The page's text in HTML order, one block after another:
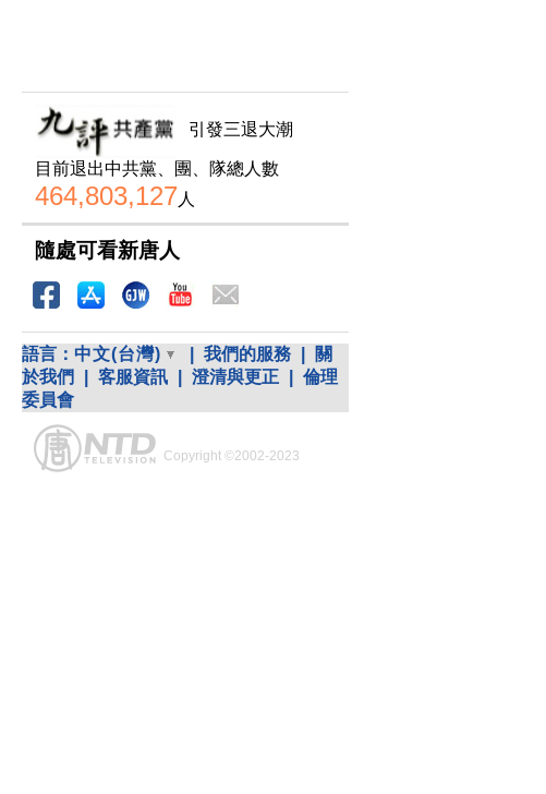
引發三退大潮
目前退出中共黨、團、隊總人數
464,803,127人
隨處可看新唐人
語言： 中文(台灣) 我們的服務
關
於我們
客服資訊 澄清與更正
倫理
委員會
Copyright ©2002-2023